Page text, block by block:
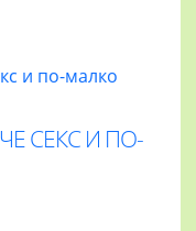
СЕКС И ПО-